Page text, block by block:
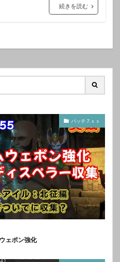
続きを読む
パッチ 7.ｘｘ
ェポン強化